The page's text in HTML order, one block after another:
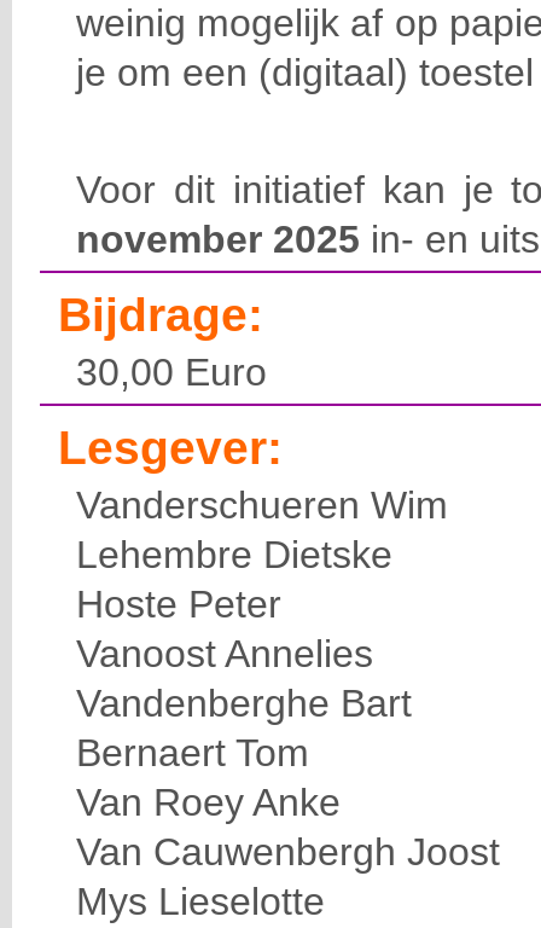
weinig mogelijk af op
je om een (digitaal)
Voor dit initiatief kan je
november 2025 in- en
Bijdrage:
30,00 Euro
Lesgever:
Vanderschueren Wim
Lehembre Dietske
Hoste Peter
Vanoost Annelies
Vandenberghe Bart
Bernaert Tom
Van Roey Anke
Van Cauwenbergh Joost
Mys Lieselotte